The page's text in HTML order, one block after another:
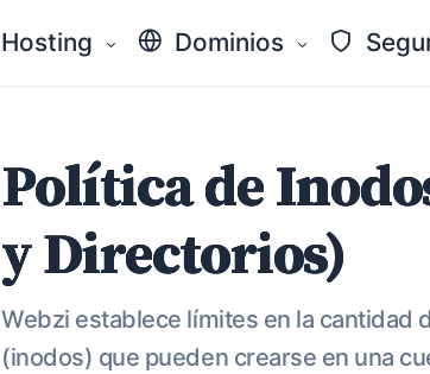
Hosting Dominios
Política de
y Directorios)
Webzi establece límites en la cantidad
(inodos) que pueden crearse en una